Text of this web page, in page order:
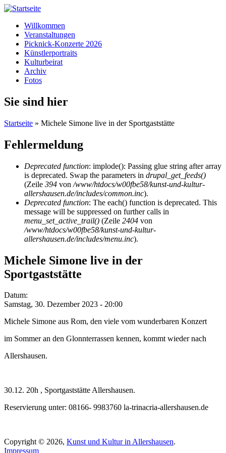
Willkommen
Veranstaltungen
Picknick-Konzerte 2026
Künstlerportraits
Kulturbeirat
Archiv
Fotos
Sie sind hier
Startseite » Michele Simone live in der Sportgaststätte
Fehlermeldung
Deprecated function: implode(): Passing glue string after array
is deprecated. Swap the parameters in drupal_get_feeds()
(Zeile 394 von /www/htdocs/w00fbe58/kunst-und-kultur-
allershausen.de/includes/common.inc).
Deprecated function: The each() function is deprecated. This
message will be suppressed on further calls in
menu_set_active_trail() (Zeile 2404 von
/www/htdocs/w00fbe58/kunst-und-kultur-
allershausen.de/includes/menu.inc).
Michele Simone live in der
Sportgaststätte
Datum:
Samstag, 30. Dezember 2023 - 20:00
Michele Simone aus Rom, den viele vom wunderbaren Konzert
im Sommer an den Glonnterrassen kennen, kommt wieder nach
Allershausen.
30.12. 20h , Sportgaststätte Allershausen.
Reservierung unter: 08166- 9983760 la-trinacria-allershausen.de
Copyright © 2026, Kunst und Kultur in Allershausen.
Impressum